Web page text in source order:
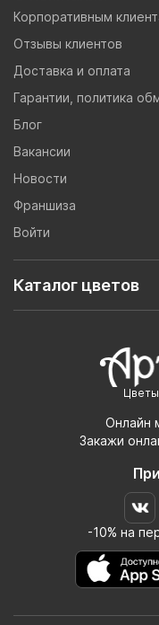
Онлайн
Закажи
-10% на
Корпоративным
Отзывы клиентов
Доставка и оплата
Гарантии, политика
Блог
Вакансии
Новости
Франшиза
Войти
Каталог цветов